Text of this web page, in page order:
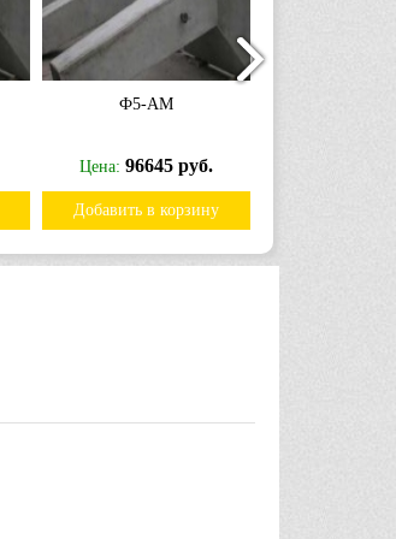
Ф5-АМ
Цена: 96645 руб.
Добавить в корзину